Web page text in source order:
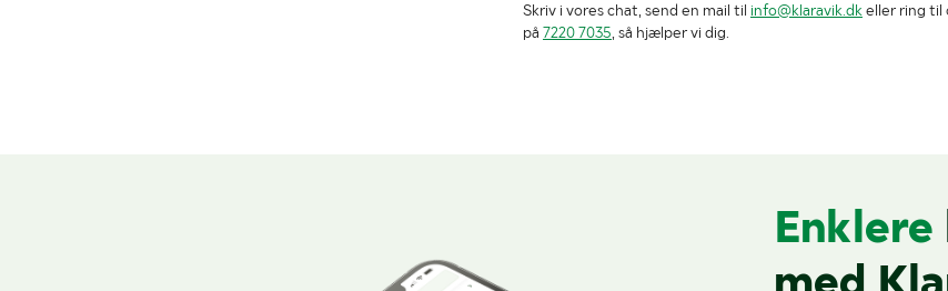
Skriv i vores chat, send en mail til info@klaravik.dk eller ring til
på 7220 7035 , så hjælper vi dig.
Enklere